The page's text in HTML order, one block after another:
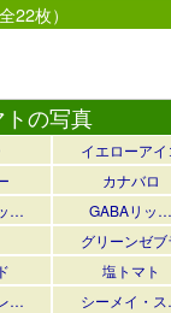
22枚）
の写真
イエローアイ
カナバロ
… GABAリッ…
グリーンゼブ
塩トマト
… シーメイ・